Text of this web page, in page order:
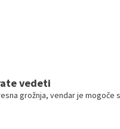
vedeti
grožnja, vendar je mogoče